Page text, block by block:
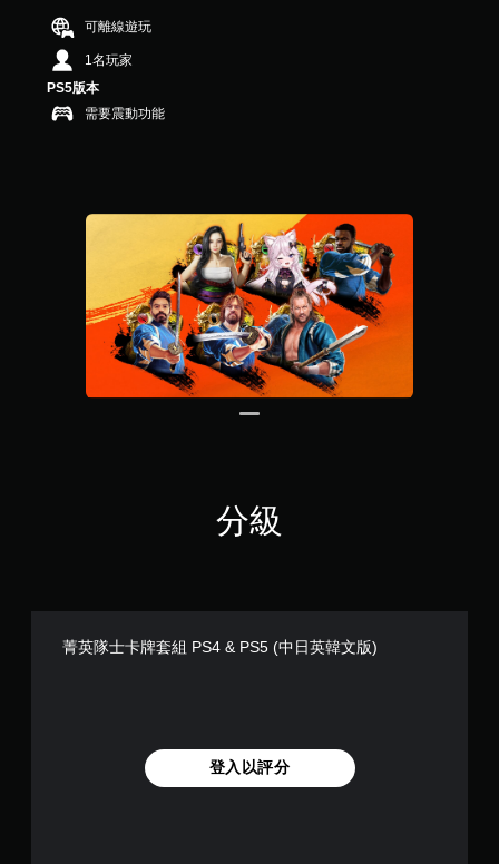
星
）
，
共
1
可離線遊玩
1名玩家
PS5版本
需要震動功能
分級
菁英隊士卡牌套組 PS4 & PS5 (中日英韓文版)
登入以評分